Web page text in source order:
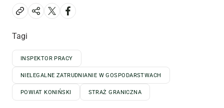
Tagi
INSPEKTOR PRACY
NIELEGALNE ZATRUDNIANIE W GOSPODARSTWACH
POWIAT KONIŃSKI STRAŻ GRANICZNA